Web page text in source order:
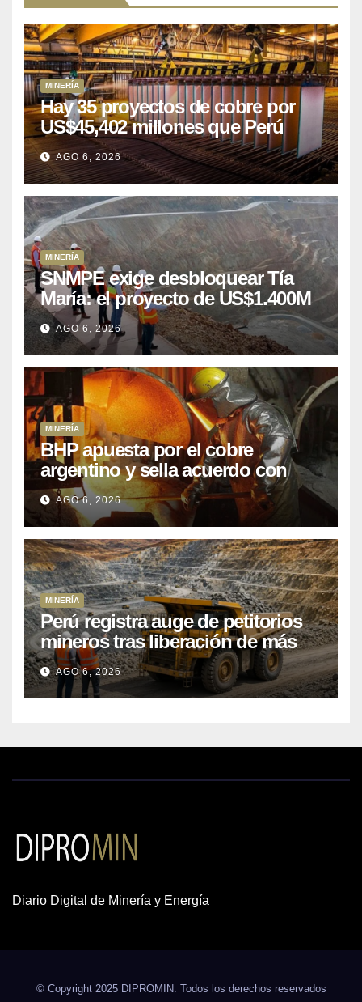
MINERÍA
Hay 35 proyectos de cobre por
US$45,402 millones que Perú
puede aprovechar
AGO 6, 2026
MINERÍA
SNMPE exige desbloquear Tía
María: el proyecto de US$1.400M
que Perú lleva 15 años
posponiendo
AGO 6, 2026
MINERÍA
BHP apuesta por el cobre
argentino y sella acuerdo con
Kobrea para siete proyecto
AGO 6, 2026
MINERÍA
Perú registra auge de petitorios
mineros tras liberación de más
de mil concesiones para explorar
cobre y oro
AGO 6, 2026
Diario Digital de Minería y Energía
© Copyright 2025 DIPROMIN. Todos los derechos reservados